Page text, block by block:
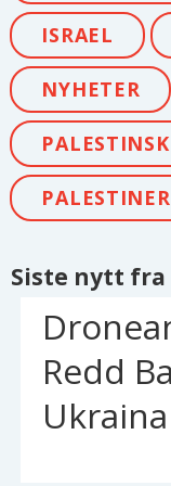
ISRAEL
NYHETER
Siste nytt
Redd
Ukraina